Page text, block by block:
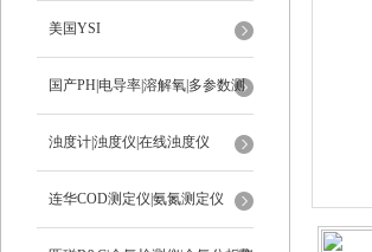
美国YSI
国产PH|电导率|溶解氧|多参数测
定仪
浊度计|浊度仪|在线浊度仪
连华COD测定仪|氨氮测定仪